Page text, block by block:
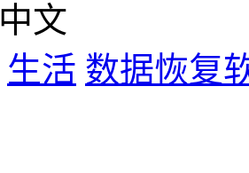
中文
生活 数据恢复